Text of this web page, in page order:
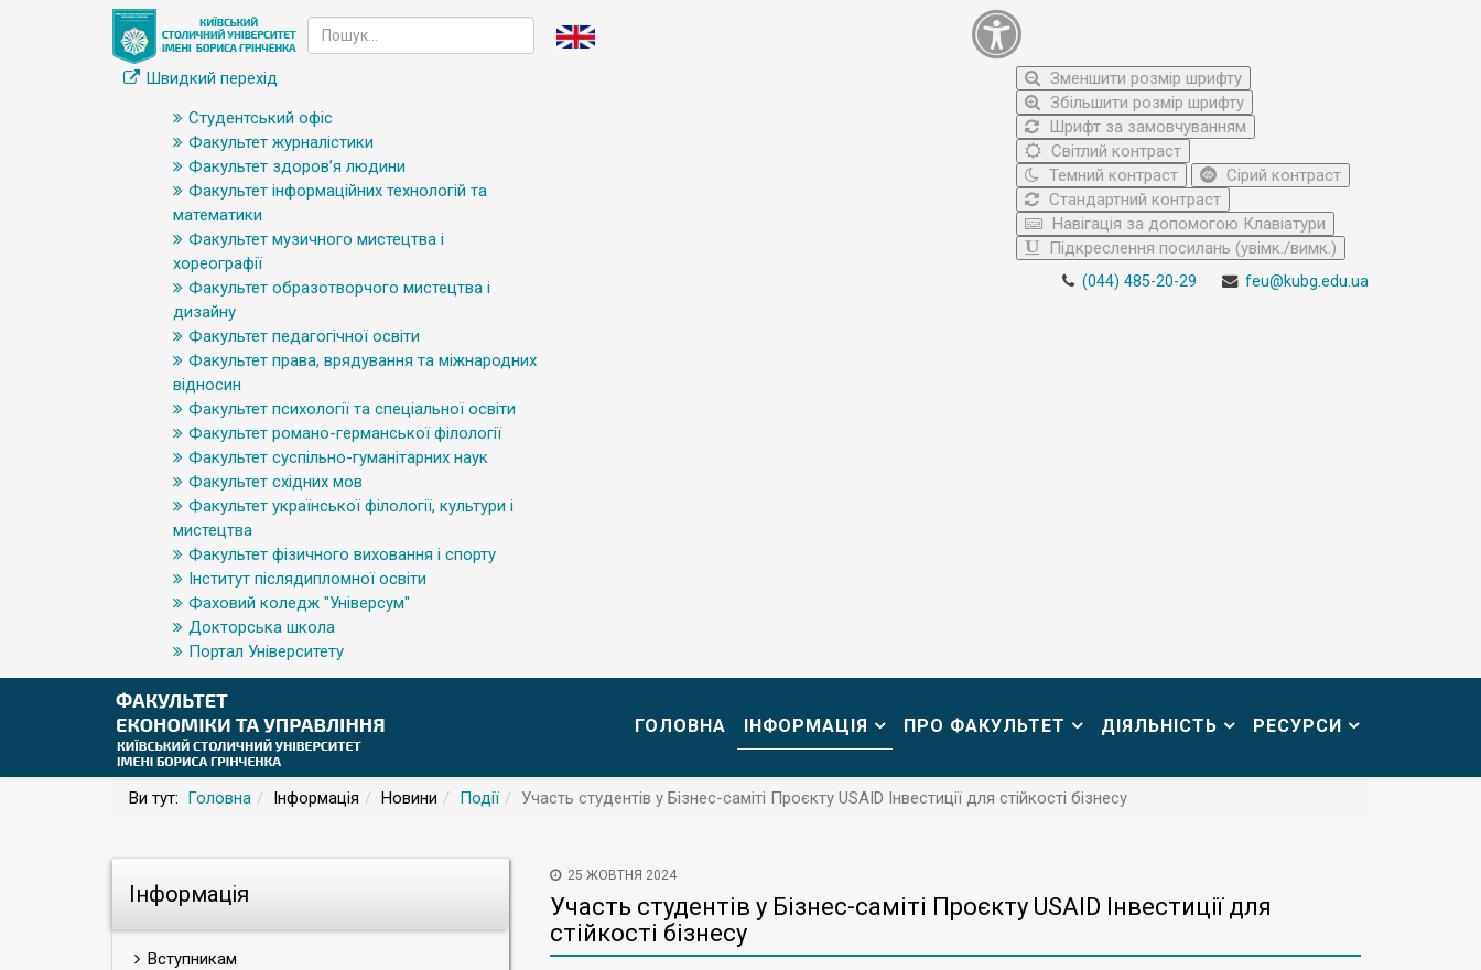
Швидкий перехід
Студентський офіс
Факультет журналістики
Факультет здоров’я людини
Факультет інформаційних технологій та
математики
Факультет музичного мистецтва і
хореографії
Факультет образотворчого мистецтва і
дизайну
Факультет педагогічної освіти
Факультет права, врядування та міжнародних
відносин
Факультет психології та спеціальної освіти
Факультет романо-германської філології
Факультет суспільно-гуманітарних наук
Факультет східних мов
Факультет української філології, культури і
мистецтва
Факультет фізичного виховання і спорту
Інститут післядипломної освіти
Фаховий коледж "Універсум"
Докторська школа
Портал Університету
Зменшити розмір шрифту
Збільшити розмір шрифту
Шрифт за замовчуванням
Світлий контраст
Темний контраст
Сірий контраст
Стандартний контраст
Навігація за допомогою Клавіатури
Підкреслення посилань (увімк./вимк.)
(044) 485-20-29 feu@kubg.edu.ua
ГОЛОВНА ІНФОРМАЦІЯ ПРО ФАКУЛЬТЕТ ДІЯЛЬНІСТЬ РЕСУРСИ
Ви тут: Головна Інформація Новини Події Участь студентів у Бізнес-саміті Проєкту USAID Інвестиції для стійкості бізнесу
Інформація
Вступникам
25 ЖОВТНЯ 2024
Участь студентів у Бізнес-саміті Проєкту USAID Інвестиції для
стійкості бізнесу